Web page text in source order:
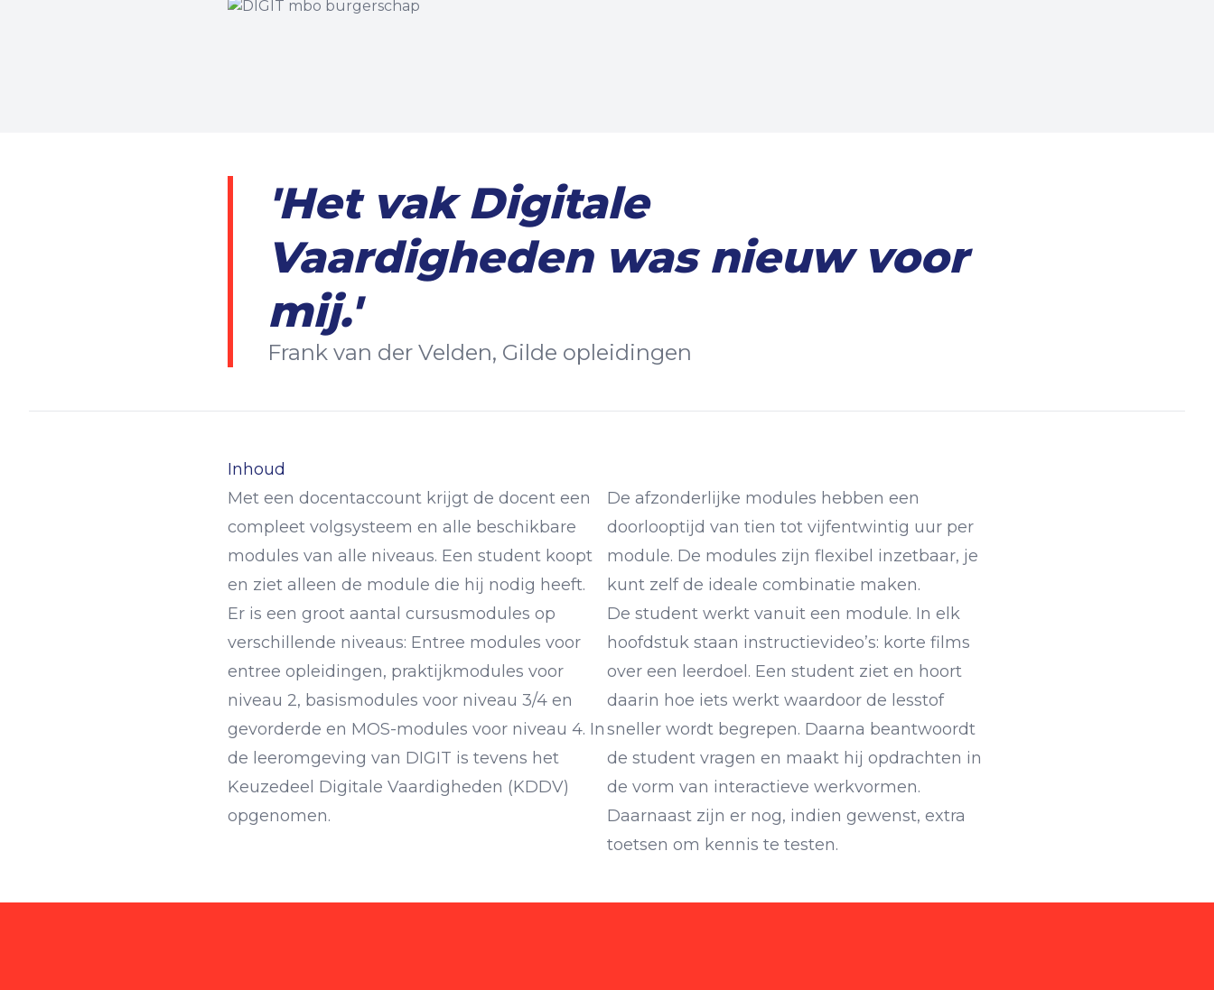
'Het vak Digitale
Vaardigheden was nieuw voor
mij.'
Frank van der Velden, Gilde opleidingen
Inhoud
Met een docentaccount krijgt de docent een
compleet volgsysteem en alle beschikbare
modules van alle niveaus. Een student koopt
en ziet alleen de module die hij nodig heeft.
Er is een groot aantal cursusmodules op
verschillende niveaus: Entree modules voor
entree opleidingen, praktijkmodules voor
niveau 2, basismodules voor niveau 3/4 en
gevorderde en MOS-modules voor niveau 4. In
de leeromgeving van DIGIT is tevens het
Keuzedeel Digitale Vaardigheden (KDDV)
opgenomen.
De afzonderlijke modules hebben een
doorlooptijd van tien tot vijfentwintig uur per
module. De modules zijn flexibel inzetbaar, je
kunt zelf de ideale combinatie maken.
De student werkt vanuit een module. In elk
hoofdstuk staan instructievideo’s: korte films
over een leerdoel. Een student ziet en hoort
daarin hoe iets werkt waardoor de lesstof
sneller wordt begrepen. Daarna beantwoordt
de student vragen en maakt hij opdrachten in
de vorm van interactieve werkvormen.
Daarnaast zijn er nog, indien gewenst, extra
toetsen om kennis te testen.